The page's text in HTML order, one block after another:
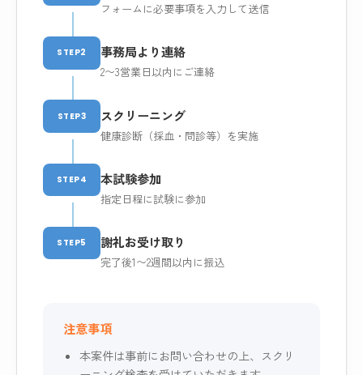
フォームに必要事項を入力して送信
STEP2 事務局より連絡
2〜3営業日以内にご連絡
STEP3 スクリーニング
健康診断（採血・問診等）を実施
STEP4 本試験参加
指定日程に試験に参加
STEP5 謝礼お受け取り
完了後1〜2週間以内に振込
注意事項
本案件は事前にお問い合わせの上、スクリ